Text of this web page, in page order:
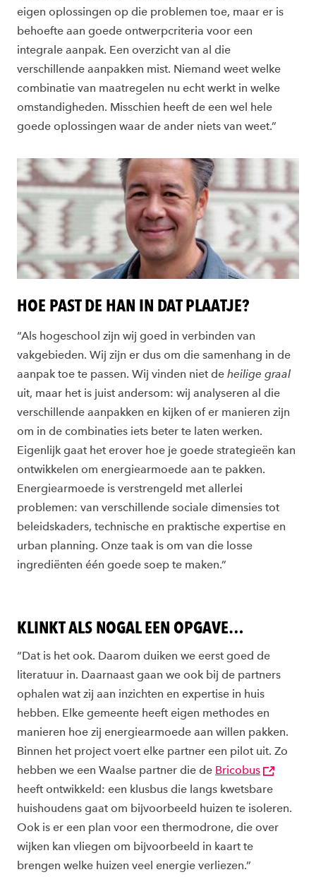
eigen oplossingen op die problemen toe, maar er is
behoefte aan goede ontwerpcriteria voor een
integrale aanpak. Een overzicht van al die
verschillende aanpakken mist. Niemand weet welke
combinatie van maatregelen nu echt werkt in welke
omstandigheden. Misschien heeft de een wel hele
goede oplossingen waar de ander niets van weet.”
HOE PAST DE HAN IN DAT PLAATJE?
“Als hogeschool zijn wij goed in verbinden van
vakgebieden. Wij zijn er dus om die samenhang in de
aanpak toe te passen. Wij vinden niet de heilige graal
uit, maar het is juist andersom: wij analyseren al die
verschillende aanpakken en kijken of er manieren zijn
om in de combinaties iets beter te laten werken.
Eigenlijk gaat het erover hoe je goede strategieën kan
ontwikkelen om energiearmoede aan te pakken.
Energiearmoede is verstrengeld met allerlei
problemen: van verschillende sociale dimensies tot
beleidskaders, technische en praktische expertise en
urban planning. Onze taak is om van die losse
ingrediënten één goede soep te maken.”
KLINKT ALS NOGAL EEN OPGAVE…
“Dat is het ook. Daarom duiken we eerst goed de
literatuur in. Daarnaast gaan we ook bij de partners
ophalen wat zij aan inzichten en expertise in huis
hebben. Elke gemeente heeft eigen methodes en
manieren hoe zij energiearmoede aan willen pakken.
Binnen het project voert elke partner een pilot uit. Zo
hebben we een Waalse partner die de Bricobus
heeft ontwikkeld: een klusbus die langs kwetsbare
huishoudens gaat om bijvoorbeeld huizen te isoleren.
Ook is er een plan voor een thermodrone, die over
wijken kan vliegen om bijvoorbeeld in kaart te
brengen welke huizen veel energie verliezen.”